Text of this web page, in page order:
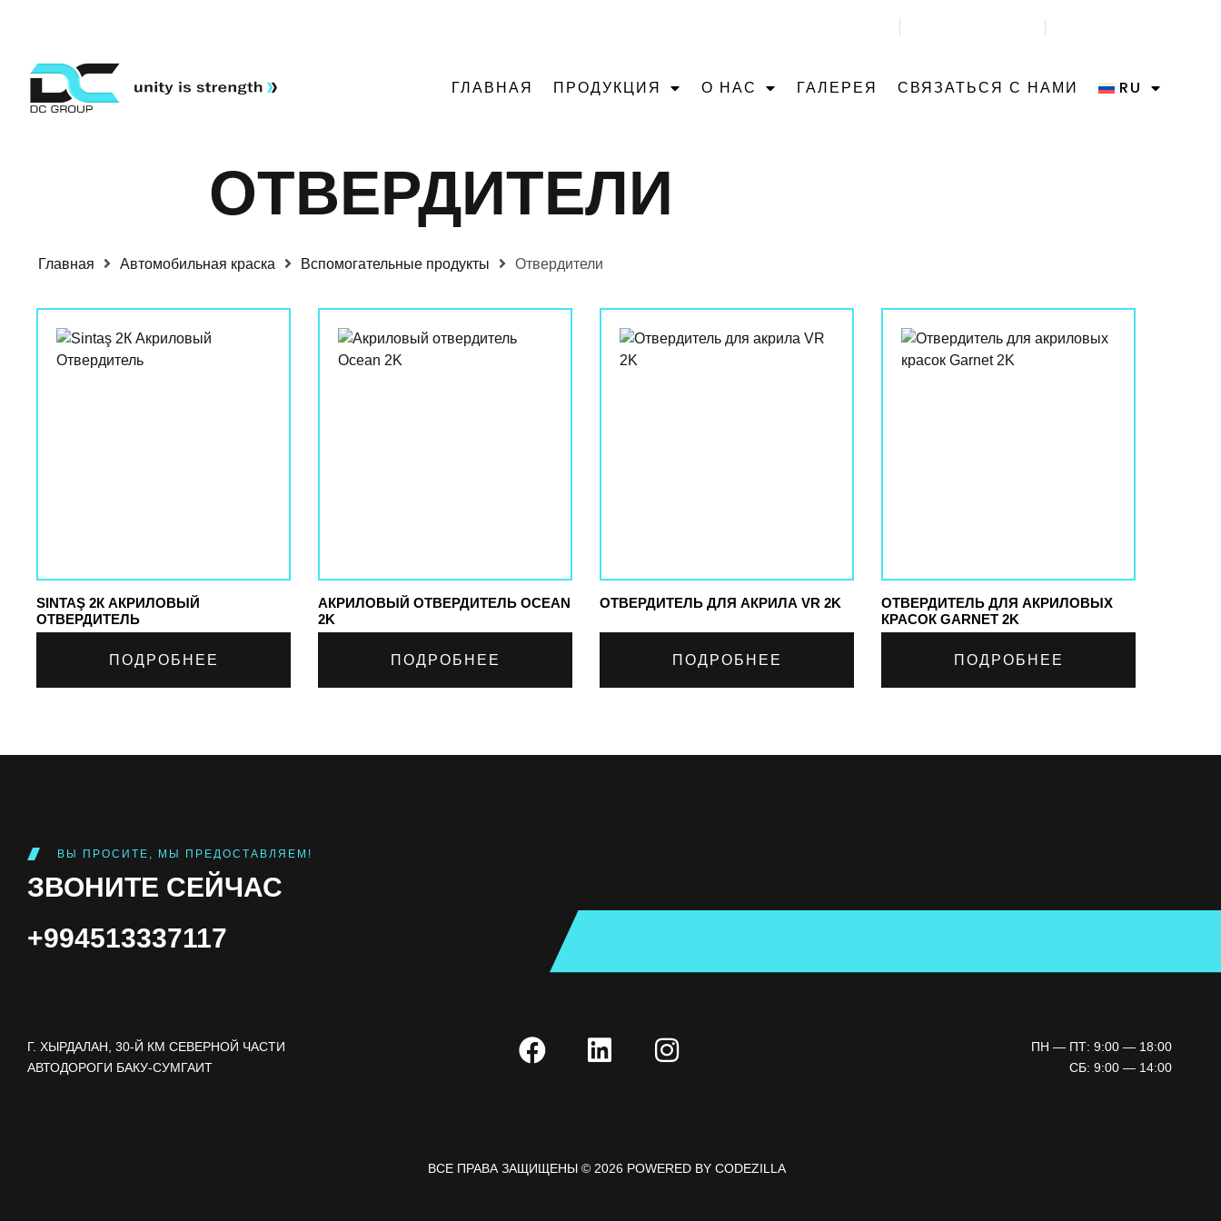
ГЛАВНАЯ ПРОДУКЦИЯ О НАС ГАЛЕРЕЯ СВЯЗАТЬСЯ С НАМИ RU
ОТВЕРДИТЕЛИ
Главная Автомобильная краска Вспомогательные продукты Отвердители
SINTAŞ 2К АКРИЛОВЫЙ
ОТВЕРДИТЕЛЬ
ПОДРОБНЕЕ
АКРИЛОВЫЙ ОТВЕРДИТЕЛЬ OCEAN
2K
ПОДРОБНЕЕ
ОТВЕРДИТЕЛЬ ДЛЯ АКРИЛА VR 2K
ПОДРОБНЕЕ
ОТВЕРДИТЕЛЬ ДЛЯ АКРИЛОВЫХ
КРАСОК GARNET 2K
ПОДРОБНЕЕ
ВЫ ПРОСИТЕ, МЫ ПРЕДОСТАВЛЯЕМ!
ЗВОНИТЕ СЕЙЧАС
+994513337117
Г. ХЫРДАЛАН, 30-Й КМ СЕВЕРНОЙ ЧАСТИ
АВТОДОРОГИ БАКУ-СУМГАИТ
ПН — ПТ: 9:00 — 18:00
СБ: 9:00 — 14:00
ВСЕ ПРАВА ЗАЩИЩЕНЫ © 2026 POWERED BY CODEZILLA